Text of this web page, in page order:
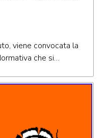
viene convocata la
che si…